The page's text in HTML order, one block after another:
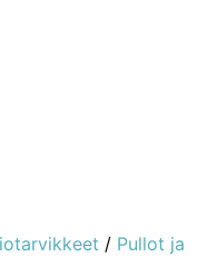
/ Pullot ja